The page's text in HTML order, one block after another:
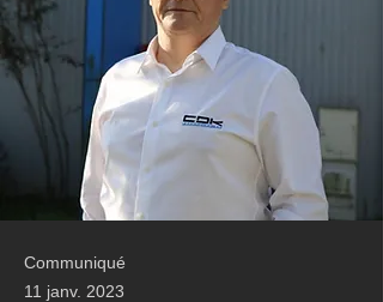
Communiqué
11 janv. 2023